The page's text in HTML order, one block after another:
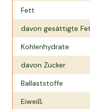
Fett
davon gesättigte
Kohlenhydrate
davon Zucker
Ballaststoffe
Eiweiß